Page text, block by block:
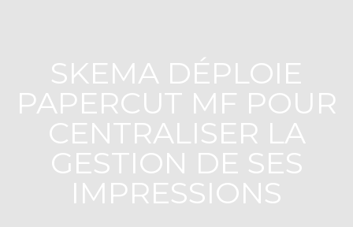
SKEMA DÉPLOIE
PAPERCUT MF POUR
CENTRALISER LA
GESTION DE SES
IMPRESSIONS